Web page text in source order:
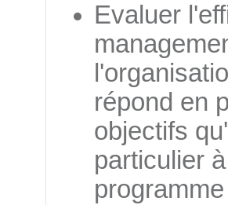
Evaluer
répond en
objectifs
particulier